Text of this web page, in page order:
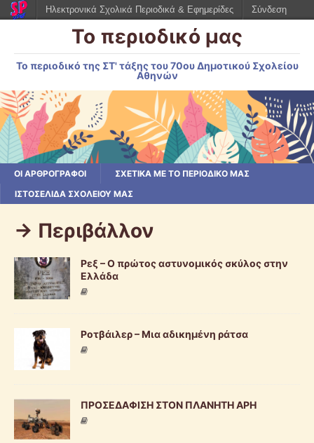
Το περιοδικό μας
Το περιοδικό της ΣΤ' τάξης του 70ου Δημοτικού Σχολείου
Αθηνών
ΟΙ ΑΡΘΡΟΓΡΆΦΟΙ
ΣΧΕΤΙΚΆ ΜΕ ΤΟ ΠΕΡΙΟΔΙΚΌ ΜΑΣ
ΙΣΤΟΣΕΛΊΔΑ ΣΧΟΛΕΊΟΥ ΜΑΣ
-> Περιβάλλον
Ρεξ – Ο πρώτος αστυνομικός σκύλος στην
Ελλάδα
Ροτβάιλερ – Μια αδικημένη ράτσα
ΠΡΟΣΕΔΑΦΙΣΗ ΣΤΟΝ ΠΛΑΝΗΤΗ ΑΡΗ
Ηλεκτρονικά Σχολικά Περιοδικά & Εφημερίδες Σύνδεση